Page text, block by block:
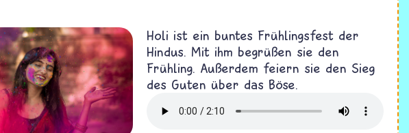
Holi ist ein buntes Frühlingsfest der
Hindus. Mit ihm begrüßen sie den
Frühling. Außerdem feiern sie den Sieg
des Guten über das Böse.